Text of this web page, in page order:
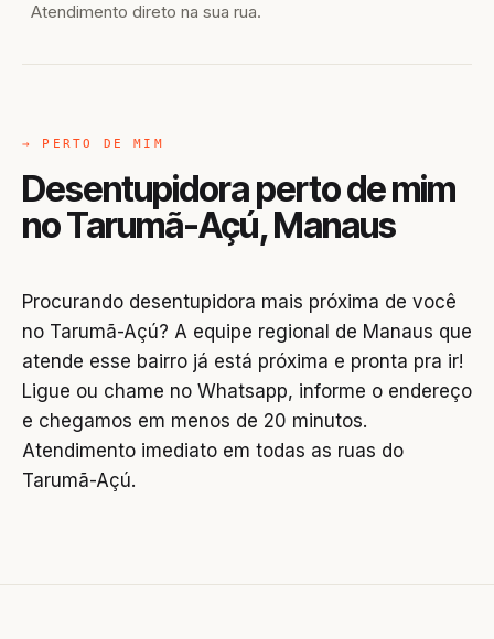
Atendimento direto na sua rua.
→ PERTO DE MIM
Desentupidora perto de mim
no Tarumã-Açú, Manaus
Procurando desentupidora mais próxima de você
no Tarumã-Açú? A equipe regional de Manaus que
atende esse bairro já está próxima e pronta pra ir!
Ligue ou chame no Whatsapp, informe o endereço
e chegamos em menos de 20 minutos.
Atendimento imediato em todas as ruas do
Tarumã-Açú.